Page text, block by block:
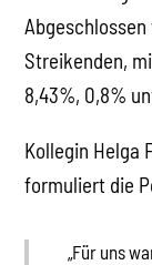
Streikenden,
8,43%, 0,8%
Kollegin Helga
formuliert die
„Für uns